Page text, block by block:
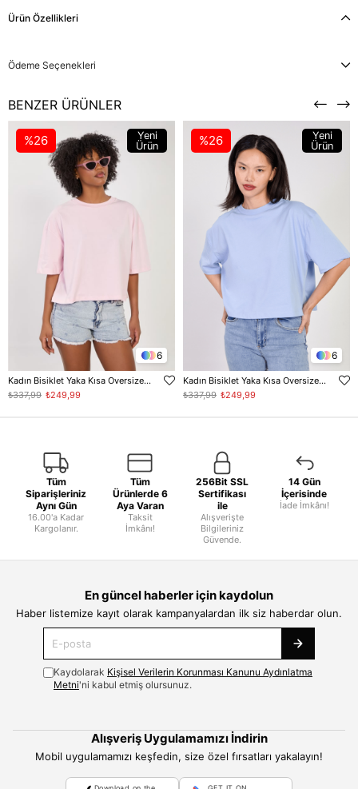
Ürün Özellikleri
Ödeme Seçenekleri
BENZER ÜRÜNLER
6
Kadın Bisiklet Yaka Kısa Oversize T-Shirt - Toz Pembe
₺249,99
₺337,99
%26
Yeni
Ürün
6
Kadın Bisiklet Yaka Kısa Oversize T-Shirt - Bebe Mavi
₺249,99
₺337,99
%26
Yeni
Ürün
Tüm
Siparişleriniz
Aynı Gün
16.00'a Kadar
Kargolanır.
Tüm
Ürünlerde 6
Aya Varan
Taksit
İmkânı!
256Bit SSL
Sertifikası
ile
Alışverişte
Bilgileriniz
Güvende.
14 Gün
İçerisinde
İade İmkânı!
En güncel haberler için kaydolun
Haber listemize kayıt olarak kampanyalardan ilk siz haberdar olun.
Kaydolarak Kişisel Verilerin Korunması Kanunu Aydınlatma
Metni'ni kabul etmiş olursunuz.
Alışveriş Uygulamamızı İndirin
Mobil uygulamamızı keşfedin, size özel fırsatları yakalayın!